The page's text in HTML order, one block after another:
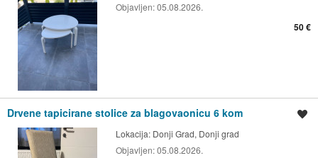
Objavljen:05.08.2026.
50 €
Drvene tapicirane stolice za blagovaonicu 6 kom
Lokacija: Donji Grad, Donji grad
Objavljen:05.08.2026.